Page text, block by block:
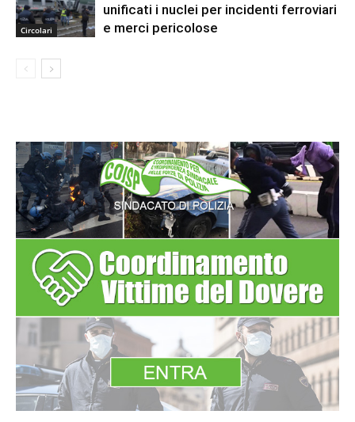
Circolari
unificati i nuclei per incidenti ferroviari
e merci pericolose